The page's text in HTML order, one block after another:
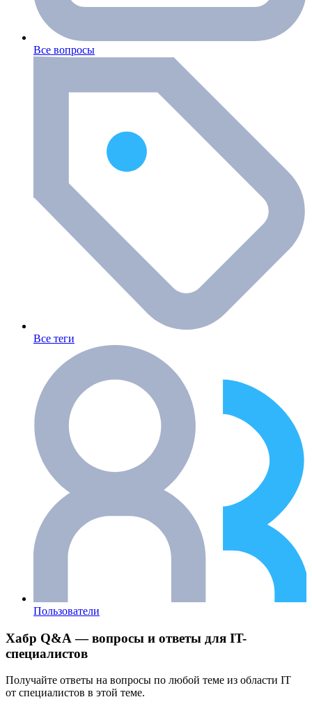
Все вопросы
Все теги
Пользователи
Хабр Q&A — вопросы и ответы для IT-
специалистов
Получайте ответы на вопросы по любой теме из области IT
от специалистов в этой теме.